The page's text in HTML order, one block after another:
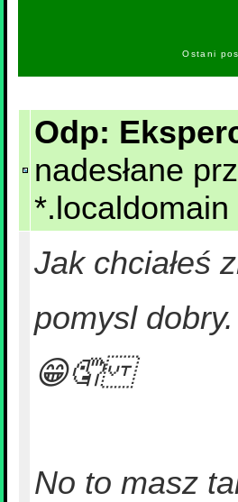
Ostani
Odp:
nadesłane
*.localdomain
Jak chciałeś
pomysl dobry.
😁🤦
No to masz